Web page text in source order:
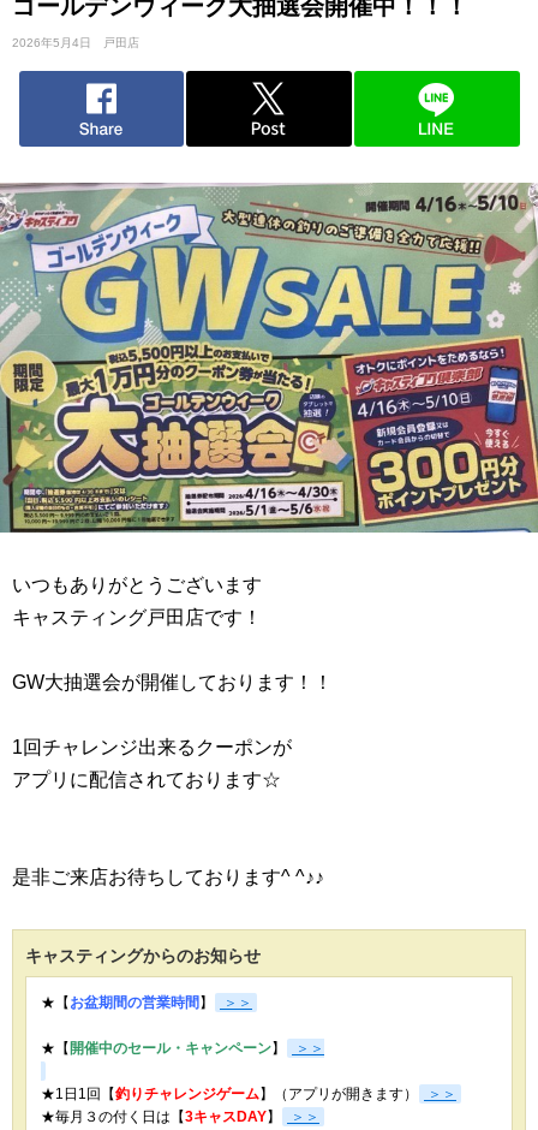
ゴールデンウィーク大抽選会開催中！！！
2026年5月4日 戸田店
いつもありがとうございます
キャスティング戸田店です！
GW大抽選会が開催しております！！
1回チャレンジ出来るクーポンが
アプリに配信されております☆
是非ご来店お待ちしております^ ^♪♪
キャスティングからのお知らせ
★【 お盆期間の営業時間 】 ＞＞
★【 開催中のセール・キャンペーン】 ＞＞
★1日1回【釣りチャレンジゲーム】（アプリが開きます）
＞＞
★毎月３の付く日は【3キャスDAY】 ＞＞